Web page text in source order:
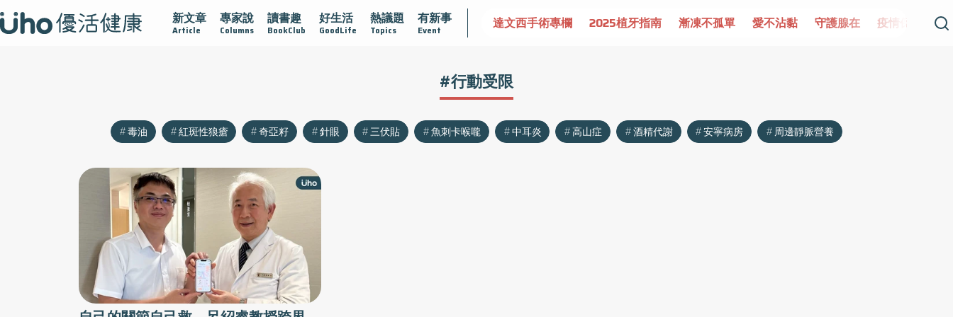
新文章
Article
專家說
Columns
讀書趣
BookClub
好生活
GoodLife
熱議題
Topics
有新事
Event
黏 守護腺在 疫情保衛戰 再生醫學 愛的未來視 認識攝護腺肥大 守護骨骼健康 達文西手術專欄 2025植牙指南 漸凍不孤單 愛不沾黏 守護腺在 疫情保衛戰
#行動受限
毒油 紅斑性狼瘡 奇亞籽 針眼 三伏貼 魚刺卡喉嚨 中耳炎 高山症 酒精代謝 安寧病房 周邊靜脈營養